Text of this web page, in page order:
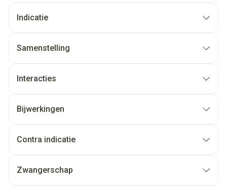
Indicatie
Samenstelling
Interacties
Bijwerkingen
Contra indicatie
Zwangerschap